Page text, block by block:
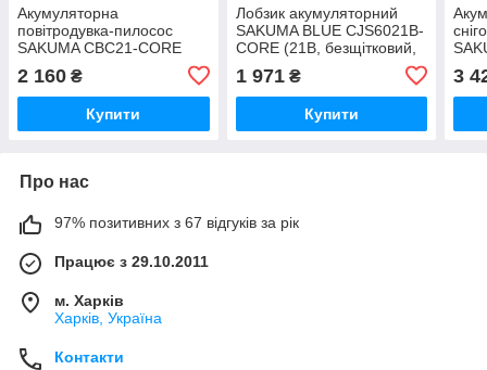
Акумуляторна
повітродувка-пилосос
SAKUMA CBC21-CORE
SET224SB (21В, 6 кПа, 2,6
м³/хв, кейс, 2 шт АКБ 4 Аг
та ЗП)
2 160 ₴
Купити
Лобзик акумуляторний
SAKUMA BLUE CJS6021B-
CORE (21В, безщітковий,
1 971₴
Купити
3
Про нас
97% позитивних з 67 відгуків за рік
Працює з 29.10.2011
м. Харків
Харків, Україна
Контакти